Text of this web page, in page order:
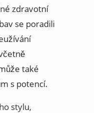
zdravotní
se poradili
také
s potencí.
stylu,